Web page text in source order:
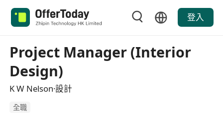
登入
Project Manager (Interior
Design)
K W Nelson·設計
全職